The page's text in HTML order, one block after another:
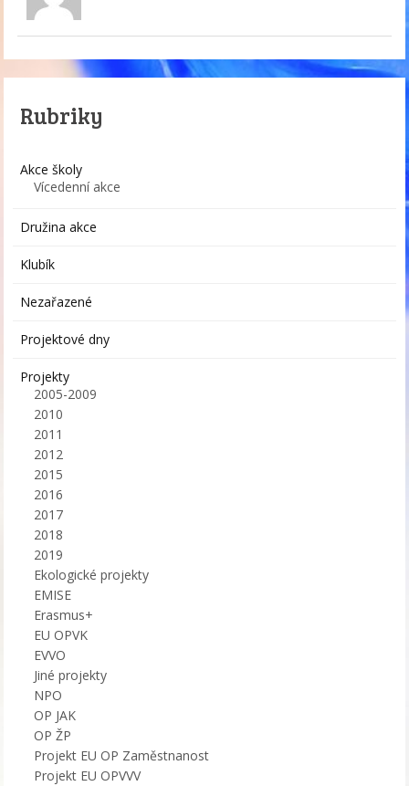
Rubriky
Akce školy
Vícedenní akce
Družina akce
Klubík
Nezařazené
Projektové dny
Projekty
2005-2009
2010
2011
2012
2015
2016
2017
2018
2019
Ekologické projekty
EMISE
Erasmus+
EU OPVK
EVVO
Jiné projekty
NPO
OP JAK
OP ŽP
Projekt EU OP Zaměstnanost
Projekt EU OPVVV